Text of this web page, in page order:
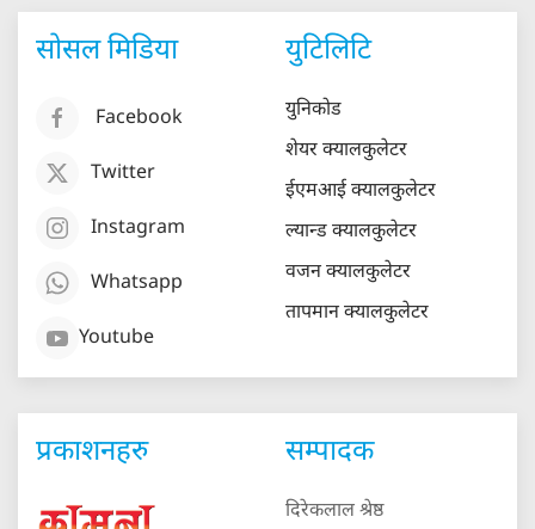
सोसल मिडिया
Facebook
Twitter
Instagram
Whatsapp
Youtube
युटिलिटि
युनिकोड
शेयर क्यालकुलेटर
ईएमआई क्यालकुलेटर
ल्यान्ड क्यालकुलेटर
वजन क्यालकुलेटर
तापमान क्यालकुलेटर
प्रकाशनहरु सम्पादक
दिरेकलाल श्रेष्ठ